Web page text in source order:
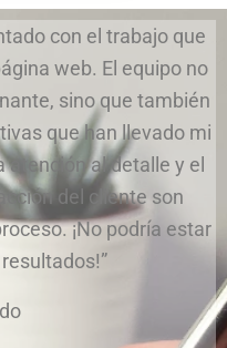
con el trabajo que
web. El equipo no
sino que también
que han llevado mi
al detalle y el
del cliente son
¡No podría estar